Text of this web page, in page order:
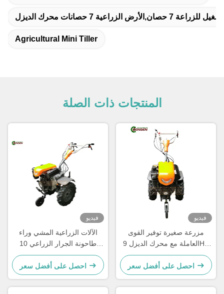
Agricultural Mini Tiller
المنتجات ذات الصلة
فيديو
الآلات الزراعية المشي وراء
طاحونة الجرار الزراعي 10
حصان جرار ديزل صغير ذو
عجلتين
احصل على أفضل سعر
فيديو
مزرعة صغيرة توفير القوى
العاملة مع محرك الديزل 9HP
ومقبض قابل للتعديل
احصل على أفضل سعر